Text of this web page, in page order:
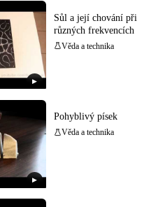
▶
Sůl a její chování při
různých frekvencích
Věda a technika
▶
Pohyblivý písek
Věda a technika